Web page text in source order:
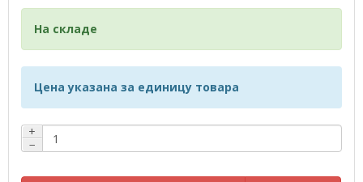
На складе
Цена указана за единицу товара
+
−